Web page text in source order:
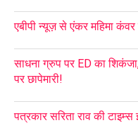
एबीपी न्यूज़ से एंकर महिमा
साधना ग्रुप पर ED का
पर छापेमारी!
पत्रकार सरिता राव की